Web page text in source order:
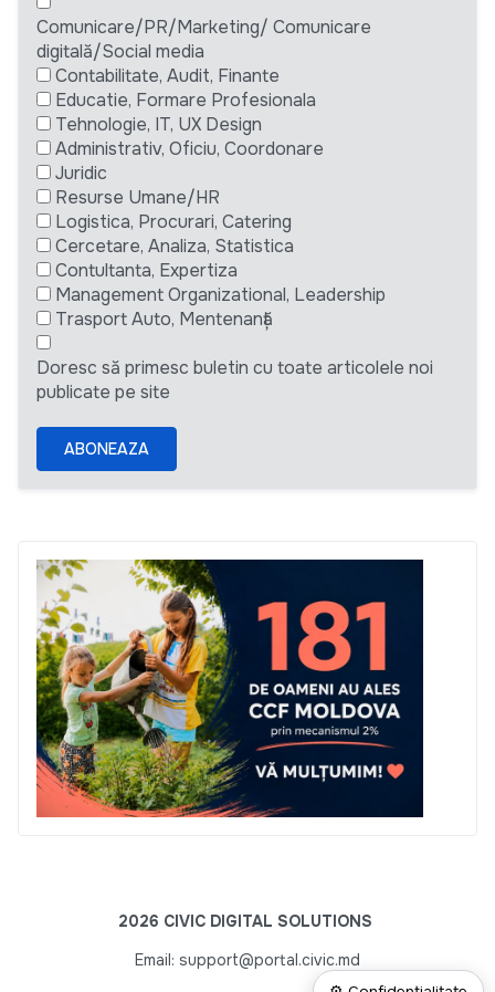
Comunicare/PR/Marketing/ Comunicare
digitală/Social media
Contabilitate, Audit, Finante
Educatie, Formare Profesionala
Tehnologie, IT, UX Design
Administrativ, Oficiu, Coordonare
Juridic
Resurse Umane/HR
Logistica, Procurari, Catering
Cercetare, Analiza, Statistica
Contultanta, Expertiza
Management Organizational, Leadership
Trasport Auto, Mentenanță
Doresc să primesc buletin cu toate articolele noi
publicate pe site
ABONEAZA
2026 CIVIC DIGITAL SOLUTIONS
Email: support@portal.civic.md